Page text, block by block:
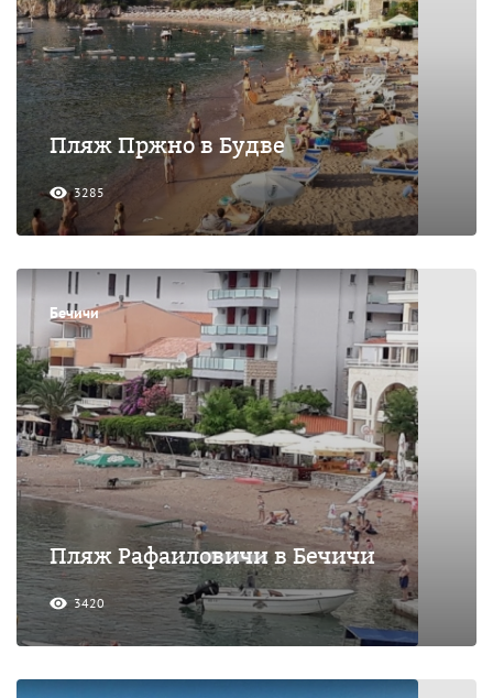
Пляж Пржно в Будве
3285
Бечичи
Пляж Рафаиловичи в Бечичи
3420